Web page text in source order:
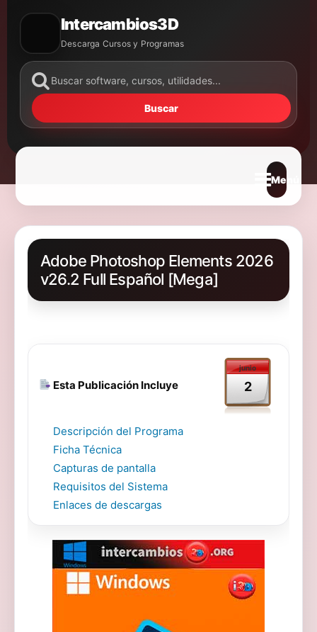
Intercambios3D
Descarga Cursos y Programas
Buscar
Abrir
Adobe Photoshop Elements 2026
v26.2 Full Español [Mega]
Esta Publicación Incluye
junio
2
Descripción del Programa
Ficha Técnica
Capturas de pantalla
Requisitos del Sistema
Enlaces de descargas